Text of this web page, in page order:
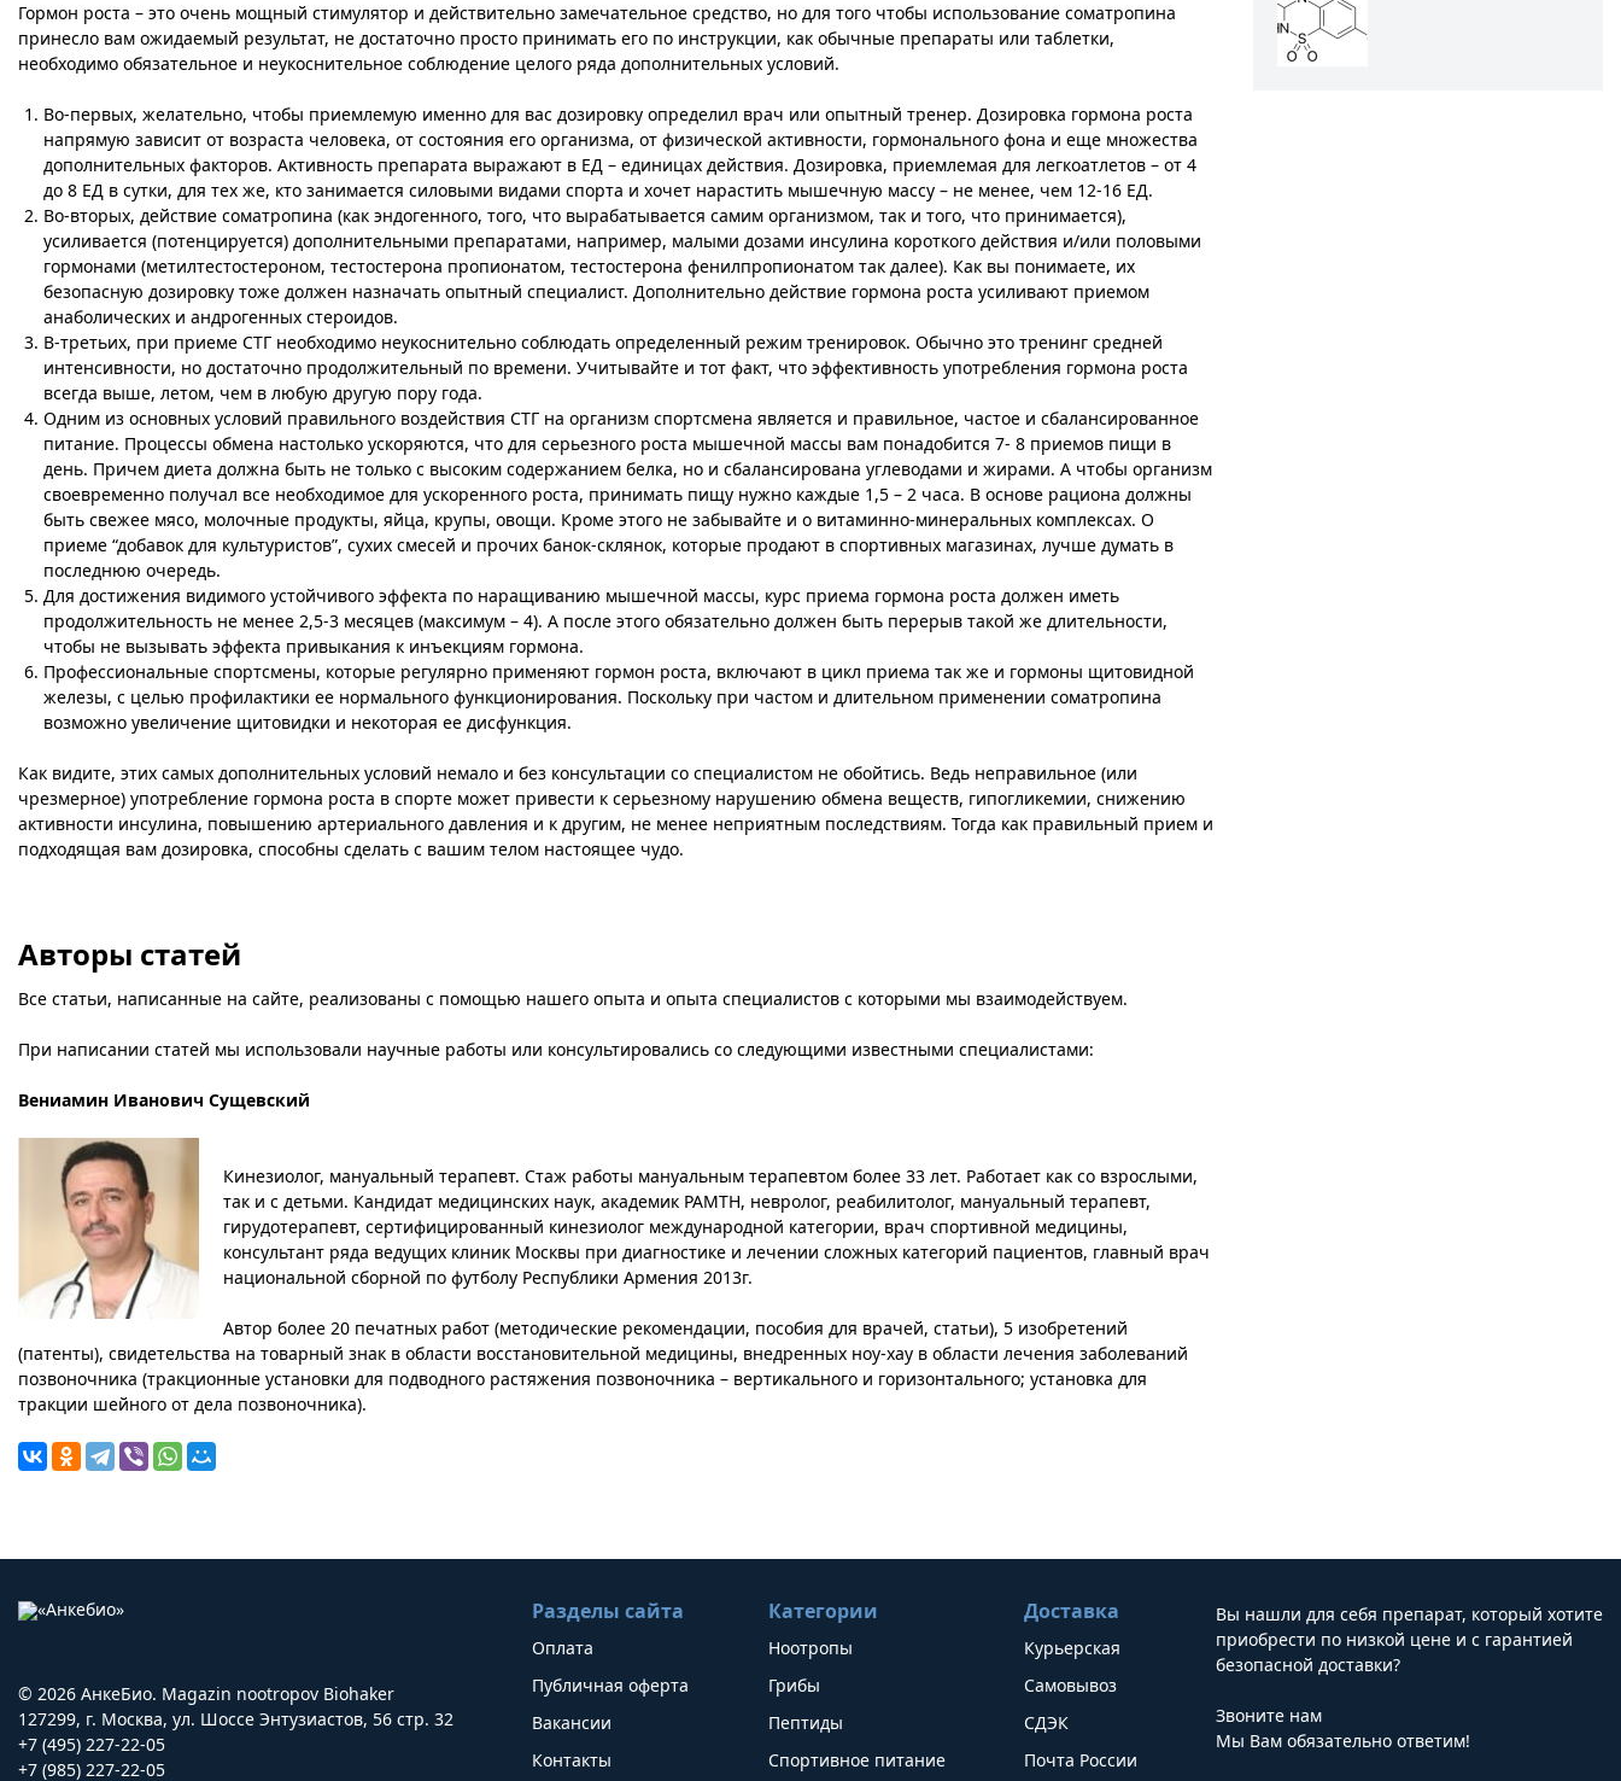
Гормон роста – это очень мощный стимулятор и действительно замечательное средство, но для того чтобы использование соматропина
принесло вам ожидаемый результат, не достаточно просто принимать его по инструкции, как обычные препараты или таблетки,
необходимо обязательное и неукоснительное соблюдение целого ряда дополнительных условий.
Во-первых, желательно, чтобы приемлемую именно для вас дозировку определил врач или опытный тренер. Дозировка гормона роста
напрямую зависит от возраста человека, от состояния его организма, от физической активности, гормонального фона и еще множества
дополнительных факторов. Активность препарата выражают в ЕД – единицах действия. Дозировка, приемлемая для легкоатлетов – от 4
до 8 ЕД в сутки, для тех же, кто занимается силовыми видами спорта и хочет нарастить мышечную массу – не менее, чем 12-16 ЕД.
Во-вторых, действие соматропина (как эндогенного, того, что вырабатывается самим организмом, так и того, что принимается),
усиливается (потенцируется) дополнительными препаратами, например, малыми дозами инсулина короткого действия и/или половыми
гормонами (метилтестостероном, тестостерона пропионатом, тестостерона фенилпропионатом так далее). Как вы понимаете, их
безопасную дозировку тоже должен назначать опытный специалист. Дополнительно действие гормона роста усиливают приемом
анаболических и андрогенных стероидов.
В-третьих, при приеме СТГ необходимо неукоснительно соблюдать определенный режим тренировок. Обычно это тренинг средней
интенсивности, но достаточно продолжительный по времени. Учитывайте и тот факт, что эффективность употребления гормона роста
всегда выше, летом, чем в любую другую пору года.
Одним из основных условий правильного воздействия СТГ на организм спортсмена является и правильное, частое и сбалансированное
питание. Процессы обмена настолько ускоряются, что для серьезного роста мышечной массы вам понадобится 7- 8 приемов пищи в
день. Причем диета должна быть не только с высоким содержанием белка, но и сбалансирована углеводами и жирами. А чтобы организм
своевременно получал все необходимое для ускоренного роста, принимать пищу нужно каждые 1,5 – 2 часа. В основе рациона должны
быть свежее мясо, молочные продукты, яйца, крупы, овощи. Кроме этого не забывайте и о витаминно-минеральных комплексах. О
приеме “добавок для культуристов”, сухих смесей и прочих банок-склянок, которые продают в спортивных магазинах, лучше думать в
последнюю очередь.
Для достижения видимого устойчивого эффекта по наращиванию мышечной массы, курс приема гормона роста должен иметь
продолжительность не менее 2,5-3 месяцев (максимум – 4). А после этого обязательно должен быть перерыв такой же длительности,
чтобы не вызывать эффекта привыкания к инъекциям гормона.
Профессиональные спортсмены, которые регулярно применяют гормон роста, включают в цикл приема так же и гормоны щитовидной
железы, с целью профилактики ее нормального функционирования. Поскольку при частом и длительном применении соматропина
возможно увеличение щитовидки и некоторая ее дисфункция.
Как видите, этих самых дополнительных условий немало и без консультации со специалистом не обойтись. Ведь неправильное (или
чрезмерное) употребление гормона роста в спорте может привести к серьезному нарушению обмена веществ, гипогликемии, снижению
активности инсулина, повышению артериального давления и к другим, не менее неприятным последствиям. Тогда как правильный прием и
подходящая вам дозировка, способны сделать с вашим телом настоящее чудо.
Авторы статей
Все статьи, написанные на сайте, реализованы с помощью нашего опыта и опыта специалистов с которыми мы взаимодействуем.
При написании статей мы использовали научные работы или консультировались со следующими известными специалистами:
Вениамин Иванович Сущевский
Кинезиолог, мануальный терапевт. Стаж работы мануальным терапевтом более 33 лет. Работает как со взрослыми,
так и с детьми. Кандидат медицинских наук, академик РАМТН, невролог, реабилитолог, мануальный терапевт,
гирудотерапевт, сертифицированный кинезиолог международной категории, врач спортивной медицины,
консультант ряда ведущих клиник Москвы при диагностике и лечении сложных категорий пациентов, главный врач
национальной сборной по футболу Республики Армения 2013г.
Автор более 20 печатных работ (методические рекомендации, пособия для врачей, статьи), 5 изобретений
(патенты), свидетельства на товарный знак в области восстановительной медицины, внедренных ноу-хау в области лечения заболеваний
позвоночника (тракционные установки для подводного растяжения позвоночника – вертикального и горизонтального; установка для
тракции шейного от дела позвоночника).
© 2026 АнкеБио. Magazin nootropov Biohaker
127299, г. Москва, ул. Шоссе Энтузиастов, 56 стр. 32
+7 (495) 227-22-05
+7 (985) 227-22-05
Разделы сайта
Оплата
Публичная оферта
Вакансии
Контакты
Категории
Ноотропы
Грибы
Пептиды
Спортивное питание
Доставка
Курьерская
Самовывоз
СДЭК
Почта России
Вы нашли для себя препарат, который хотите
приобрести по низкой цене и с гарантией
безопасной доставки?
Звоните нам
Мы Вам обязательно ответим!